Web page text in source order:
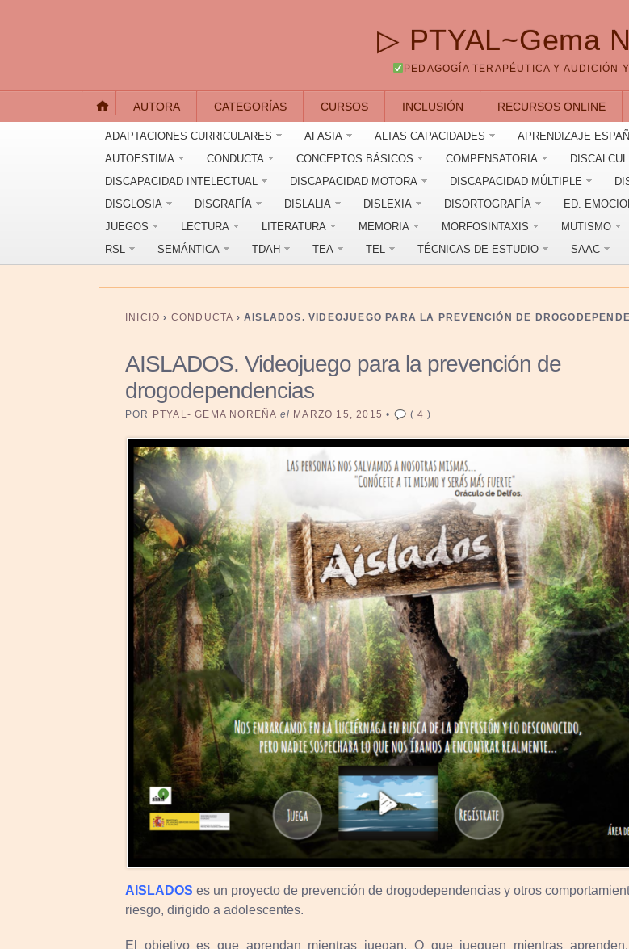
▷ PTYAL~Gema
PEDAGOGÍA TERAPÉUTICA Y AUDICIÓN
AUTORA CATEGORÍAS CURSOS INCLUSIÓN RECURSOS ONLINE
ADAPTACIONES CURRICULARES AFASIA ALTAS CAPACIDADES APRENDIZAJE
AUTOESTIMA
CONDUCTA CONCEPTOS BÁSICOS COMPENSATORIA
DISCAPACIDAD INTELECTUAL
DISCAPACIDAD MOTORA DISCAPACIDAD MÚLTIPLE
DISGLOSIA
DISGRAFÍA DISLALIA DISLEXIA DISORTOGRAFÍA ED.
JUEGOS
LECTURA LITERATURA MEMORIA MORFOSINTAXIS MUTISMO
RSL
SEMÁNTICA TDAH TEA TEL TÉCNICAS DE ESTUDIO SAAC
INICIO › CONDUCTA › AISLADOS. VIDEOJUEGO PARA LA PREVENCIÓN DE
AISLADOS. Videojuego para la prevención de
drogodependencias
POR PTYAL- GEMA NOREÑA el MARZO 15, 2015 • (4 )
AISLADOS es un proyecto de prevención de drogodependencias y otros
riesgo, dirigido a adolescentes.
El objetivo es que aprendan mientras juegan. O que jueguen mientras